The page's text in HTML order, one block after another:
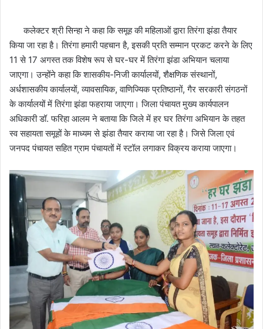
कलेक्टर श्री सिन्हा ने कहा कि समूह की महिलाओं द्वारा तिरंगा झंडा तैयार
किया जा रहा है। तिरंगा हमारी पहचान है, इसकी प्रति सम्मान प्रकट करने के लिए
11 से 17 अगस्त तक विशेष रूप से घर-घर में तिरंगा झंडा अभियान चलाया
जाएगा। उन्होंने कहा कि शासकीय-निजी कार्यालयों, शैक्षणिक संस्थानों,
अर्धशासकीय कार्यालयों, व्यावसायिक, वाणिज्यिक प्रतिष्ठानों, गैर सरकारी संगठनों
के कार्यालयों में तिरंगा झंडा फहराया जाएगा। जिला पंचायत मुख्य कार्यपालन
अधिकारी डॉ. फरिहा आलम ने बताया कि जिले में हर घर तिरंगा अभियान के तहत
स्व सहायता समूहों के माध्यम से झंडा तैयार कराया जा रहा है। जिसे जिला एवं
जनपद पंचायत सहित ग्राम पंचायतों में स्टॉल लगाकर विक्रय कराया जाएगा।